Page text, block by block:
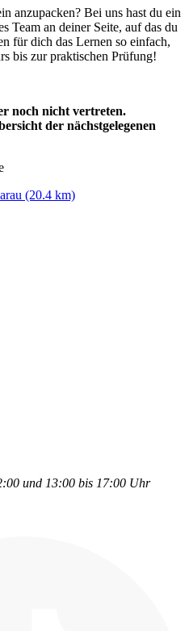
anzupacken? Bei uns hast du ein
Team an deiner Seite, auf das du
für dich das Lernen so einfach,
bis zur praktischen Prüfung!
noch nicht vertreten.
der nächstgelegenen
(20.4 km)
und 13:00 bis 17:00 Uhr